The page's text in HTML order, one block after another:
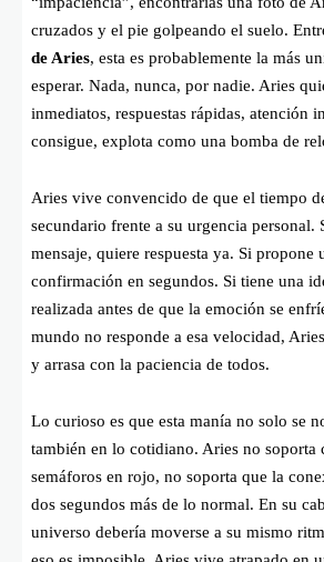
cruzados y el pie golpeando el suelo.
de Aries, esta es probablemente la más
esperar. Nada, nunca, por nadie. Aries
inmediatos, respuestas rápidas, atención
consigue, explota como una bomba de
Aries vive convencido de que el tiempo
secundario frente a su urgencia personal.
mensaje, quiere respuesta ya. Si propone
confirmación en segundos. Si tiene una
realizada antes de que la emoción se
mundo no responde a esa velocidad,
y arrasa con la paciencia de todos.
Lo curioso es que esta manía no solo se
también en lo cotidiano. Aries no soporta
semáforos en rojo, no soporta que la
dos segundos más de lo normal. En su
universo debería moverse a su mismo